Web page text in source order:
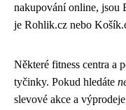
nakupování online, jsou
je Rohlik.cz nebo
Některé fitness centra a
tyčinky. Pokud hledáte
slevové akce a